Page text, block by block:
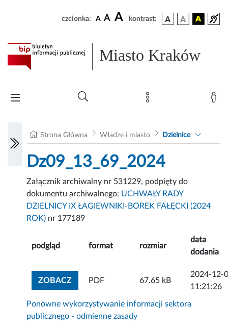
czcionka: A A A kontrast:
Miasto Kraków
Strona Główna Władze i miasto Dzielnice
Dz09_13_69_2024
Załącznik archiwalny nr 531229, podpięty do
dokumentu archiwalnego: UCHWAŁY RADY
DZIELNICY IX ŁAGIEWNIKI-BOREK FAŁĘCKI (2024
ROK) nr 177189
podgląd format rozmiar
data
dodania
ZOBACZZOBACZ ZAŁĄCZNIK
PDF 67.65 kB
2024-12-
11:21:26
Ponowne wykorzystywanie informacji sektora
publicznego - odmienne zasady